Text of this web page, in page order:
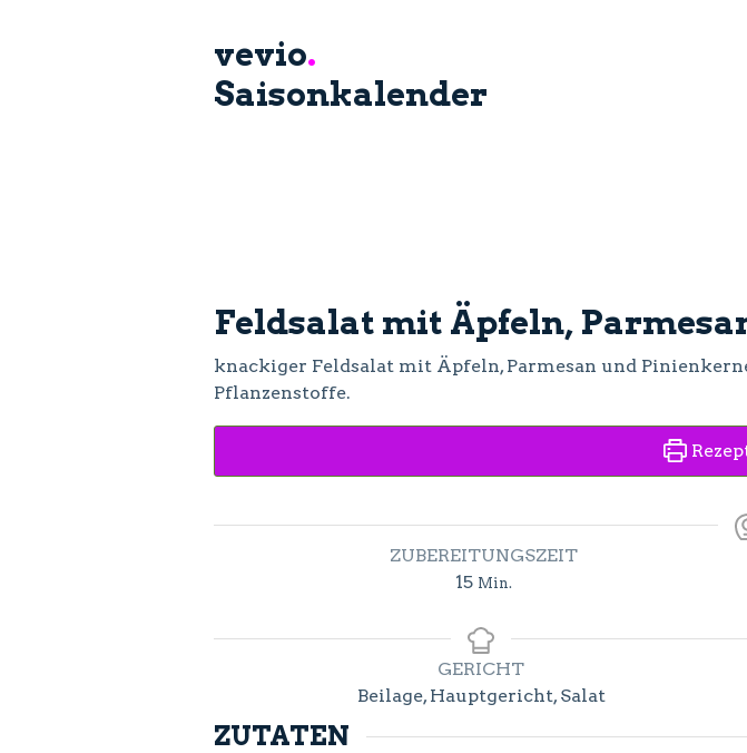
vevio.
Saisonkalender
Feldsalat mit Äpfeln,
knackiger Feldsalat mit Äpfeln, Parmesan und
Pflanzenstoffe.
ZUBEREITUNGSZEIT
15Minuten
Min.
GERICHT
Beilage, Hauptgericht, Salat
ZUTATEN